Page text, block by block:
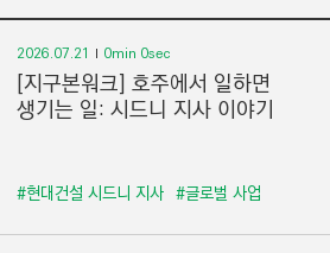
로
기
로
2026.07.21 0min 0sec
[지구본워크] 호주에서 일하면
생기는 일: 시드니 지사 이야기
#현대건설 시드니 지사 #글로벌 사업